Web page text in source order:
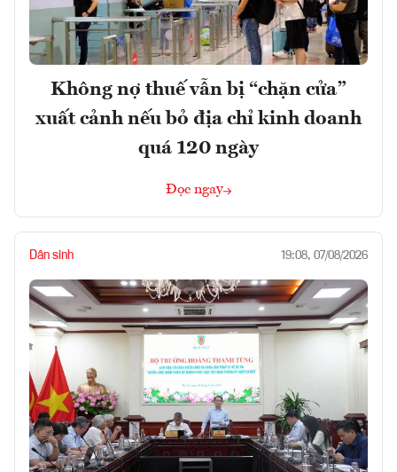
Không nợ thuế vẫn bị “chặn cửa”
xuất cảnh nếu bỏ địa chỉ kinh doanh
quá 120 ngày
Đọc ngay
Dân sinh 19:08, 07/08/2026